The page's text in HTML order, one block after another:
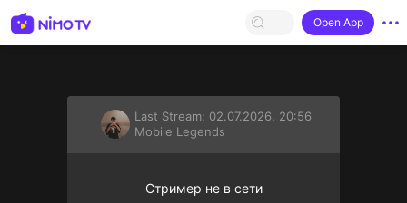
Open App
Last Stream: 02.07.2026, 20:56
Mobile Legends
Стример не в сети